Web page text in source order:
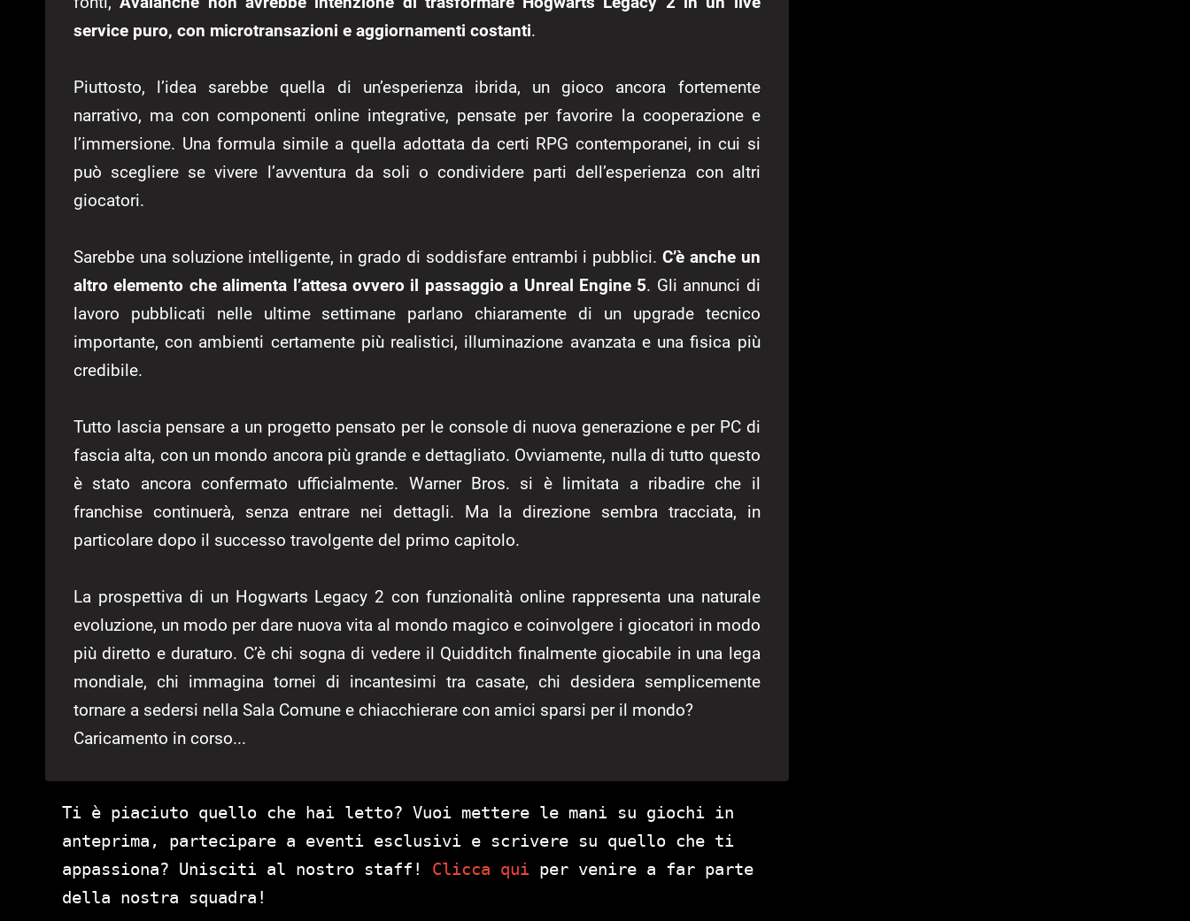
service puro, con microtransazioni e aggiornamenti costanti.
Piuttosto, l’idea sarebbe quella di un’esperienza ibrida, un gioco ancora fortemente
narrativo, ma con componenti online integrative, pensate per favorire la cooperazione e
l’immersione. Una formula simile a quella adottata da certi RPG contemporanei, in cui si
può scegliere se vivere l’avventura da soli o condividere parti dell’esperienza con altri
giocatori.
Sarebbe una soluzione intelligente, in grado di soddisfare entrambi i pubblici.C’è anche un
altro elemento che alimenta l’attesa ovvero il passaggio a Unreal Engine 5. Gli annunci di
lavoro pubblicati nelle ultime settimane parlano chiaramente di un upgrade tecnico
importante, con ambienti certamente più realistici, illuminazione avanzata e una fisica più
credibile.
Tutto lascia pensare a un progetto pensato per le console di nuova generazione e per PC di
fascia alta, con un mondo ancora più grande e dettagliato. Ovviamente, nulla di tutto questo
è stato ancora confermato ufficialmente. Warner Bros. si è limitata a ribadire che il
franchise continuerà, senza entrare nei dettagli. Ma la direzione sembra tracciata, in
particolare dopo il successo travolgente del primo capitolo.
La prospettiva di un Hogwarts Legacy 2 con funzionalità online rappresenta una naturale
evoluzione, un modo per dare nuova vita al mondo magico e coinvolgere i giocatori in modo
più diretto e duraturo. C’è chi sogna di vedere il Quidditch finalmente giocabile in una lega
mondiale, chi immagina tornei di incantesimi tra casate, chi desidera semplicemente
tornare a sedersi nella Sala Comune e chiacchierare con amici sparsi per il mondo?
Caricamento in corso...
Ti è piaciuto quello che hai letto? Vuoi mettere le mani su giochi in
anteprima, partecipare a eventi esclusivi e scrivere su quello che ti
appassiona? Unisciti al nostro staff! Clicca qui per venire a far parte
della nostra squadra!